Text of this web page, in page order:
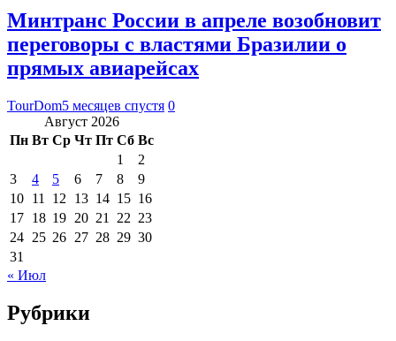
Минтранс России в апреле возобновит
переговоры с властями Бразилии о
прямых авиарейсах
TourDom5 месяцев спустя 0
Август 2026
Пн Вт Ср Чт Пт Сб Вс
1
2
3
4 5 6 7 8
9
10 11 12 13 14 15 16
17 18 19 20 21 22 23
24 25 26 27 28 29 30
31
« Июл
Рубрики